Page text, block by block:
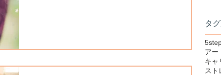
タ
アー
キャ
スト